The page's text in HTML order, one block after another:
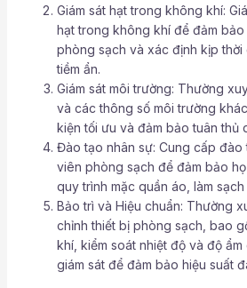
Giám sát hạt trong không khí:
hạt trong không khí để đảm bảo
phòng sạch và xác định kịp thời
tiềm ẩn.
Giám sát môi trường: Thường
và các thông số môi trường
kiện tối ưu và đảm bảo tuân thủ
Đào tạo nhân sự: Cung cấp đào
viên phòng sạch để đảm bảo
quy trình mặc quần áo, làm
Bảo trì và Hiệu chuẩn: Thường
chỉnh thiết bị phòng sạch, bao
khí, kiểm soát nhiệt độ và độ
giám sát để đảm bảo hiệu suất